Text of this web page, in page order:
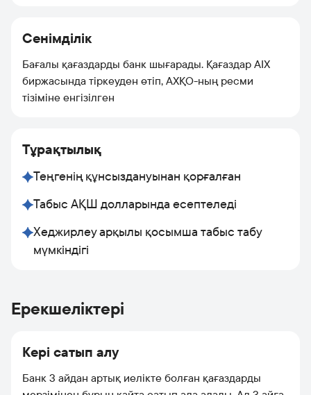
Сенімділік
Бағалы қағаздарды банк шығарады. Қағаздар АІХ
биржасында тіркеуден өтіп, АХҚО-ның ресми
тізіміне енгізілген
Тұрақтылық
Теңгенің құнсыздануынан қорғалған
Табыс АҚШ долларында есептеледі
Хеджирлеу арқылы қосымша табыс табу
мүмкіндігі
Ерекшеліктері
Кері сатып алу
Банк 3 айдан артық иелікте болған қағаздарды